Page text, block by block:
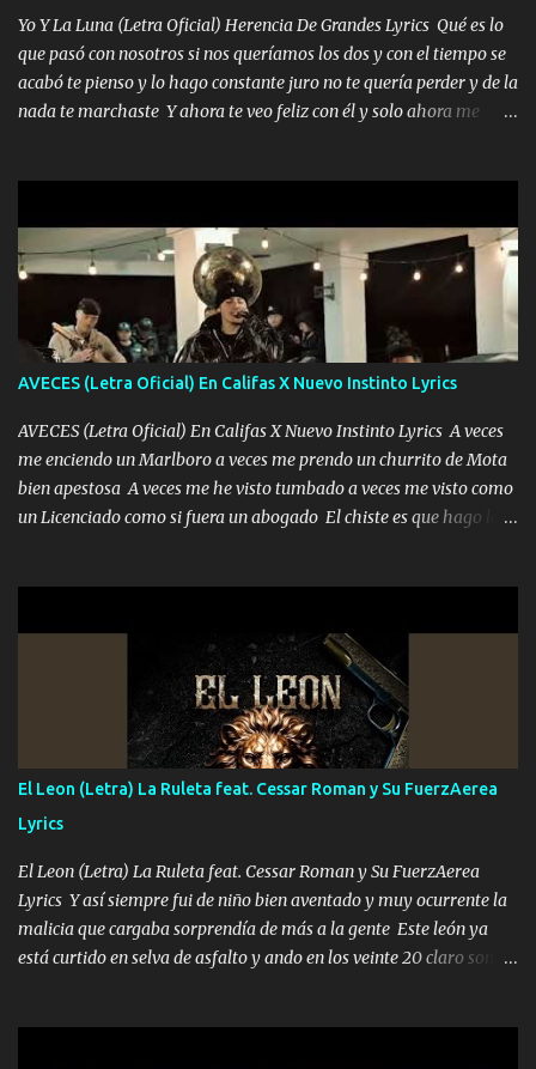
por un futuro mejor Música Empecé desde los trece y hasta la
fecha aún sigo vigente no soy manchado soy bueno pero si me
alteró de repente Mi carnal Abel aun lado ni uno con el otro no se
ha rajado pal Chinchillas un saludo y para un amigo que está en
Peñasco Me fajó una Glock al cinto y de Louis Vuitton son mis
Yo Y La Luna (Letra Oficial) Herencia De Grandes Lyrics Qué es lo
que pasó con nosotros si nos queríamos los dos y con el tiempo se
acabó te pienso y lo hago constante juro no te quería perder y de la
nada te marchaste Y ahora te veo feliz con él y solo ahora me
pero eso ya no va a pasar me perderé en la soledad Porque me
mirabas bonito si yo no fui el final feliz el final fue triste pa mí Y
duele no tenerte aquí sabiendo que moría por ti yo y la luna
cantamos y por ti nos embriagamos Quién sabe qué será de mí si
contigo fui muy feliz a lo mejor no lloró pero muy en el fondo te
adoro
AVECES (Letra Oficial) En Califas X Nuevo Instinto Lyrics
AVECES (Letra Oficial) En Califas X Nuevo Instinto Lyrics A veces
me enciendo un Marlboro a veces me prendo un churrito de Mota
bien apestosa A veces me he visto tumbado a veces me visto como
un Licenciado como si fuera un abogado El chiste es que hago lo
corriente no quieren verte subir de level trucha mis plebes Música
A veces me pongo un sombrero a veces me ven la cachucha de lado
con la mirada siempre en alto A veces me fajó una super o a veces
me fajó una Glock siempre armado todas las generaciones yo
traigo El chiste es que hago lo que quiero pues así soy me mandó
yo tengo el control a todos yo les paro el dedo soy hocicon un
malcriado un malandrón Que Les importa no saben nada falsas
las risas las que me miran hay gente corriente no quieren ve...
El Leon (Letra) La Ruleta feat. Cessar Roman y Su FuerzAerea
Lyrics
El Leon (Letra) La Ruleta feat. Cessar Roman y Su FuerzAerea
Lyrics Y así siempre fui de niño bien aventado y muy ocurrente la
malicia que cargaba sorprendía de más a la gente Este león ya
está curtido en selva de asfalto y ando en los veinte 20 claro son